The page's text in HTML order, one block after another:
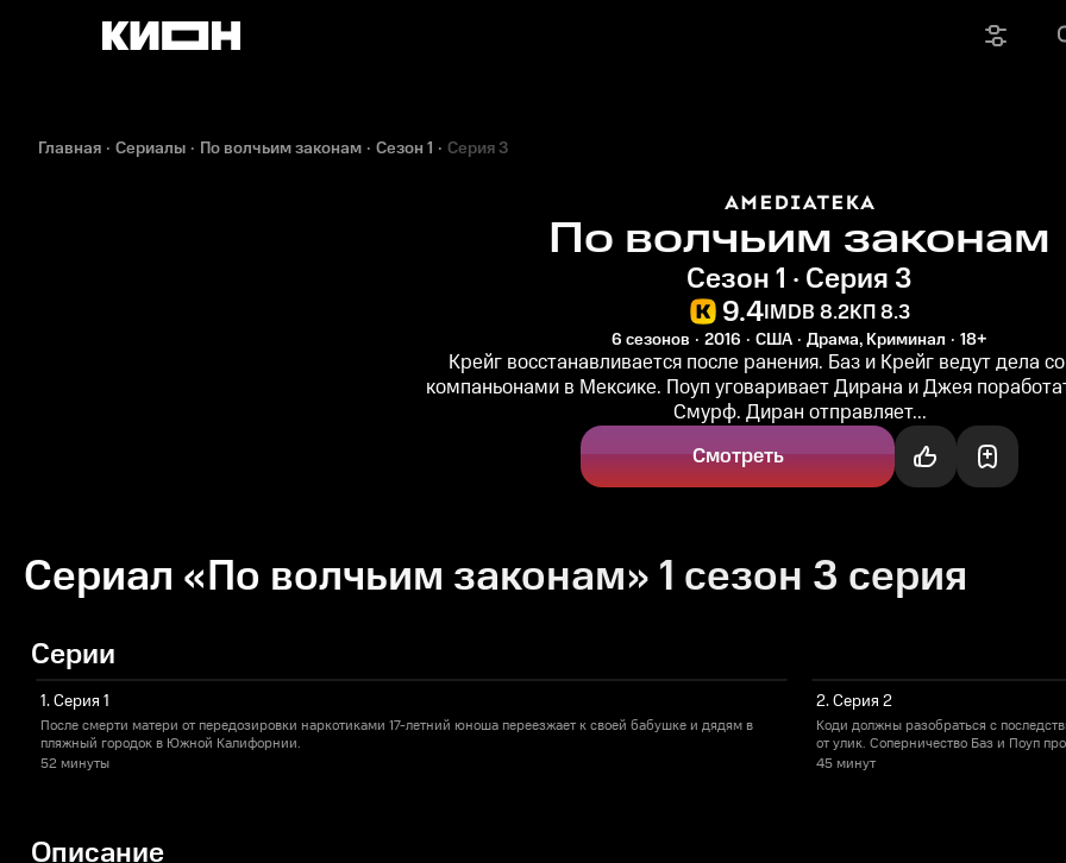
Главная Сериалы По волчьим законам Сезон 1 Серия 3
По волчьим законам
Сезон 1 · Серия 3
9.4IMDB 8.2КП 8.3
6 сезонов 2016 США Драма, Криминал 18+
Крейг восстанавливается после ранения. Баз и Крейг ведут дела
компаньонами в Мексике. Поуп уговаривает Дирана и Джея
Смурф. Диран отправляет...
Смотреть
Сериал «По волчьим законам» 1 сезон 3 серия
Серии
1. Серия 1
После смерти матери от передозировки наркотиками 17-летний юноша переезжает к своей бабушке и дядям в
пляжный городок в Южной Калифорнии.
52 минуты
2. Серия 2
Коди должны разобраться с
от улик. Соперничество Баз и Поуп
45 минут
Описание